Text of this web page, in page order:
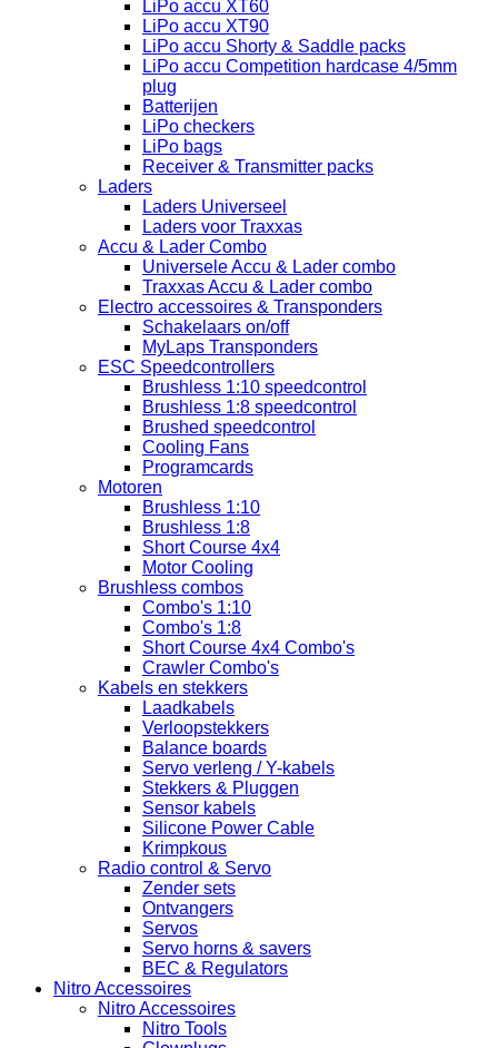
LiPo accu XT60
LiPo accu XT90
LiPo accu Shorty & Saddle packs
LiPo accu Competition hardcase 4/5mm
plug
Batterijen
LiPo checkers
LiPo bags
Receiver & Transmitter packs
Laders
Laders Universeel
Laders voor Traxxas
Accu & Lader Combo
Universele Accu & Lader combo
Traxxas Accu & Lader combo
Electro accessoires & Transponders
Schakelaars on/off
MyLaps Transponders
ESC Speedcontrollers
Brushless 1:10 speedcontrol
Brushless 1:8 speedcontrol
Brushed speedcontrol
Cooling Fans
Programcards
Motoren
Brushless 1:10
Brushless 1:8
Short Course 4x4
Motor Cooling
Brushless combos
Combo's 1:10
Combo's 1:8
Short Course 4x4 Combo's
Crawler Combo's
Kabels en stekkers
Laadkabels
Verloopstekkers
Balance boards
Servo verleng / Y-kabels
Stekkers & Pluggen
Sensor kabels
Silicone Power Cable
Krimpkous
Radio control & Servo
Zender sets
Ontvangers
Servos
Servo horns & savers
BEC & Regulators
Nitro Accessoires
Nitro Accessoires
Nitro Tools